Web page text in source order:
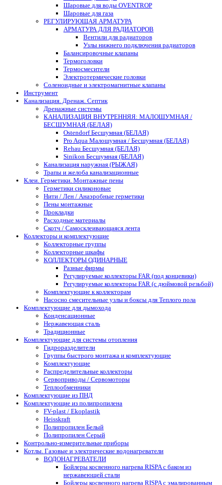
Шаровые для воды OVENTROP
Шаровые для газа
РЕГУЛИРУЮЩАЯ АРМАТУРА
АРМАТУРА ДЛЯ РАДИАТОРОВ
Вентили для радиаторов
Узлы нижнего подключения радиаторов
Балансировочные клапаны
Термоголовки
Термосмесители
Электротермические головки
Соленоидные и электромагнитные клапаны
Инструмент
Канализация. Дренаж. Септик
Дренажные системы
КАНАЛИЗАЦИЯ ВНУТРЕННЯЯ: МАЛОШУМНАЯ /
БЕСШУМНАЯ (БЕЛАЯ)
Ostendorf Бесшумная (БЕЛАЯ)
Pro Aqua Малошумная / Бесшумная (БЕЛАЯ)
Rehau Бесшумная (БЕЛАЯ)
Sinikon Бесшумная (БЕЛАЯ)
Канализация наружная (РЫЖАЯ)
Трапы и желоба канализационные
Клеи. Герметики. Монтажные пены
Герметики силиконовые
Нити / Лен / Анаэробные герметики
Пены монтажные
Прокладки
Расходные материалы
Скотч / Самосклеивающаяся лента
Коллекторы и комплектующие
Коллекторные группы
Коллекторные шкафы
КОЛЛЕКТОРЫ ОДИНАРНЫЕ
Разные фирмы
Регулируемые коллекторы FAR (под концевики)
Регулируемые коллекторы FAR (с дюймовой резьбой)
Комплектующие к коллекторам
Насосно смесительные узлы и боксы для Теплого пола
Комплектующие для дымохода
Конденсационные
Нержавеющая сталь
Традиционные
Комплектующие для системы отопления
Гидроразделители
Группы быстрого монтажа и комплектующие
Комплектующие
Распределительные коллекторы
Сервоприводы / Сервомоторы
Теплообменники
Комплектующие из ПНД
Комплектующие из полипропилена
FV-plast / Ekoplastik
Heisskraft
Полипропилен Белый
Полипропилен Серый
Контрольно-измерительные приборы
Котлы. Газовые и электрические водонагреватели
ВОДОНАГРЕВАТЕЛИ
Бойлеры косвенного нагрева RISPA с баком из
нержавеющей стали
Бойлеры косвенного нагрева RISPA с эмалированным